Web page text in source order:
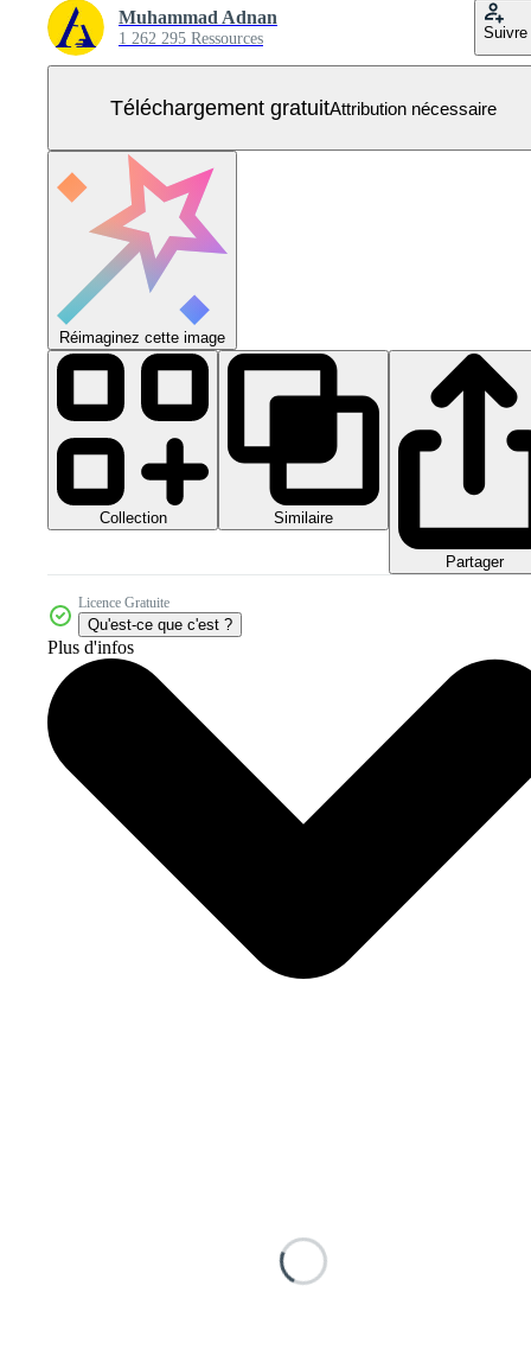
Muhammad Adnan
1 262 295 Ressources Suivre
Téléchargement gratuitAttribution nécessaire
Réimaginez cette image
Collection Similaire
Partager
Licence Gratuite
Qu'est-ce que c'est ?
Plus d'infos